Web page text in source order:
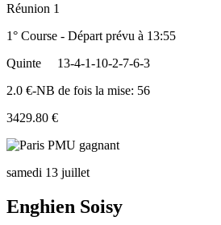
Réunion 1
1° Course - Départ prévu à 13:55
Quinte
13-4-1-10-2-7-6-3
2.0 €-NB de fois la mise: 56
3429.80 €
samedi 13 juillet
Enghien Soisy